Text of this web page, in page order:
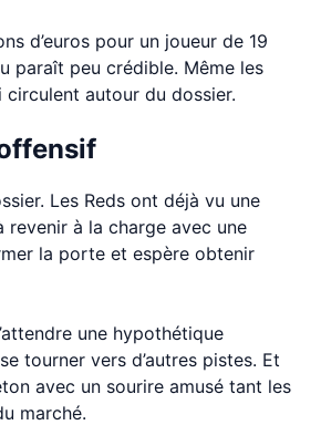
d’euros pour un joueur de 19
paraît peu crédible. Même les
autour du dossier.
Les Reds ont déjà vu une
revenir à la charge avec une
la porte et espère obtenir
une hypothétique
tourner vers d’autres pistes. Et
avec un sourire amusé tant les
marché.